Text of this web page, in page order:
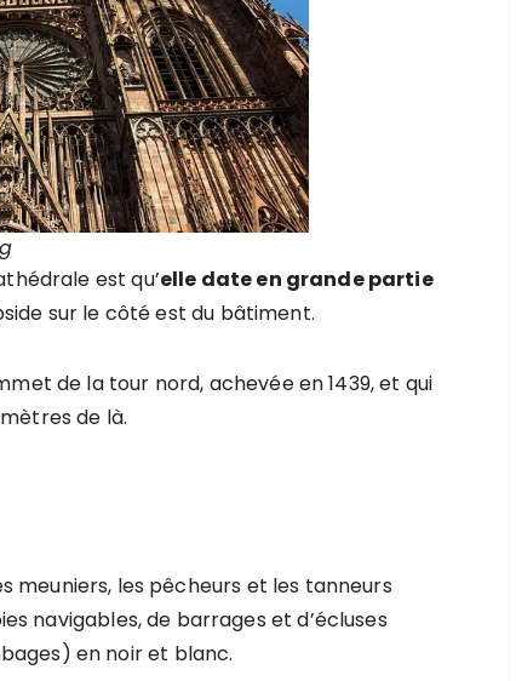
est qu’elle date en grande partie
sur le côté est du bâtiment.
de la tour nord, achevée en 1439, et qui
de là.
meuniers, les pêcheurs et les tanneurs
navigables, de barrages et d’écluses
en noir et blanc.